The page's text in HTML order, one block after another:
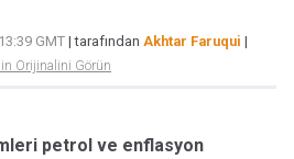
GMT | tarafından Akhtar Faruqui |
Orijinalini Görün
petrol ve enflasyon